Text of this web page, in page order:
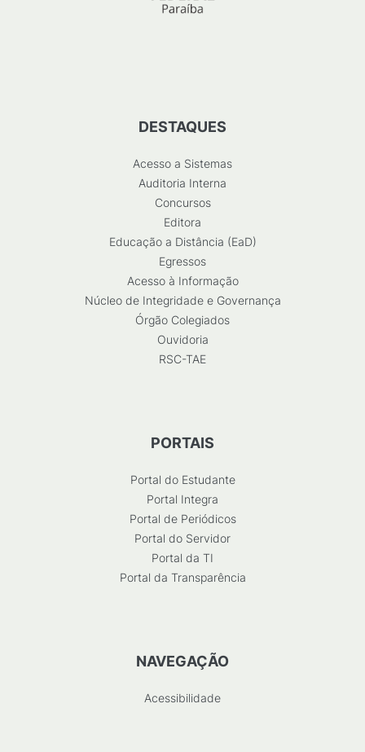
DESTAQUES
Acesso a Sistemas
Auditoria Interna
Concursos
Editora
Educação a Distância (EaD)
Egressos
Acesso à Informação
Núcleo de Integridade e Governança
Órgão Colegiados
Ouvidoria
RSC-TAE
PORTAIS
Portal do Estudante
Portal Integra
Portal de Periódicos
Portal do Servidor
Portal da TI
Portal da Transparência
NAVEGAÇÃO
Acessibilidade